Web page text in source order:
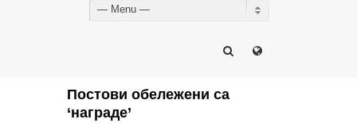
— Menu —
Постови обележени са
‘награде’